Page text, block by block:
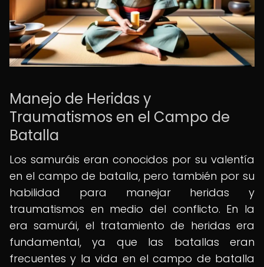
Manejo de Heridas y
Traumatismos en el Campo de
Batalla
Los samuráis eran conocidos por su valentía
en el campo de batalla, pero también por su
habilidad para manejar heridas y
traumatismos en medio del conflicto. En la
era samurái, el tratamiento de heridas era
fundamental, ya que las batallas eran
frecuentes y la vida en el campo de batalla